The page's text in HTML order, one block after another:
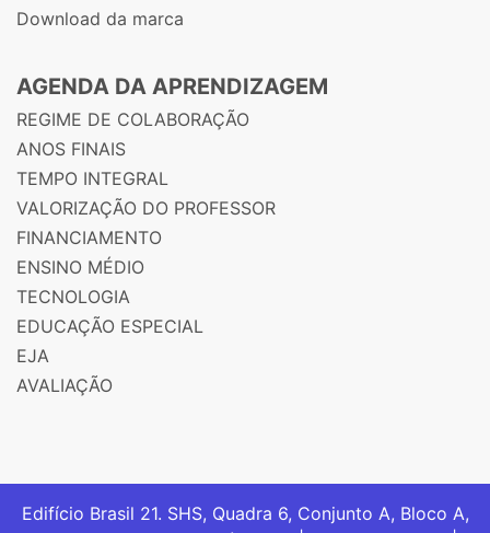
Download da marca
AGENDA DA APRENDIZAGEM
REGIME DE COLABORAÇÃO
ANOS FINAIS
TEMPO INTEGRAL
VALORIZAÇÃO DO PROFESSOR
FINANCIAMENTO
ENSINO MÉDIO
TECNOLOGIA
EDUCAÇÃO ESPECIAL
EJA
AVALIAÇÃO
Edifício Brasil 21. SHS, Quadra 6, Conjunto A, Bloco A,